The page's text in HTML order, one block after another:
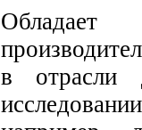
в отрасли